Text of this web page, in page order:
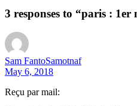
3 responses to “paris : 1er
Sam FantoSamotnaf
May 6, 2018
Reçu par mail: